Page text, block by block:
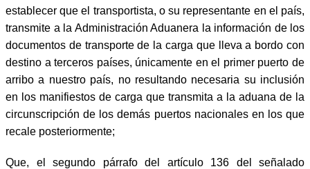
establecer que el transportista, o su representante en el país,
transmite a la Administración Aduanera la información de los
documentos de transporte de la carga que lleva a bordo con
destino a terceros países, únicamente en el primer puerto de
arribo a nuestro país, no resultando necesaria su inclusión
en los manifiestos de carga que transmita a la aduana de la
circunscripción de los demás puertos nacionales en los que
recale posteriormente;
Que, el segundo párrafo del artículo 136 del señalado